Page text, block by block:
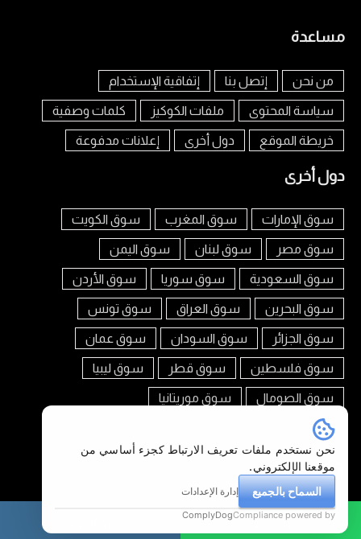
مساعدة
من نحن إتصل بنا إتفاقية الإستخدام
سياسة المحتوى ملفات الكوكيز كلمات وصفية
خريطة الموقع دول أخرى إعلانات مدفوعة
دول أخرى
سوق الإمارات سوق المغرب سوق الكويت
سوق مصر سوق لبنان سوق اليمن
سوق السعودية سوق سوريا سوق الأردن
سوق البحرين سوق العراق سوق تونس
سوق الجزائر سوق السودان سوق عمان
سوق فلسطين سوق قطر سوق ليبيا
سوق الصومال سوق موريتانيا
تابعنا على
سوق العرب جيبوتي © 2026واتساب
نحن نستخدم ملفات تعريف الارتباط كجزء أساسي من
موقعنا الإلكتروني.
السماح بالجميع
إدارة الإعدادات
Compliance powered by
ComplyDog